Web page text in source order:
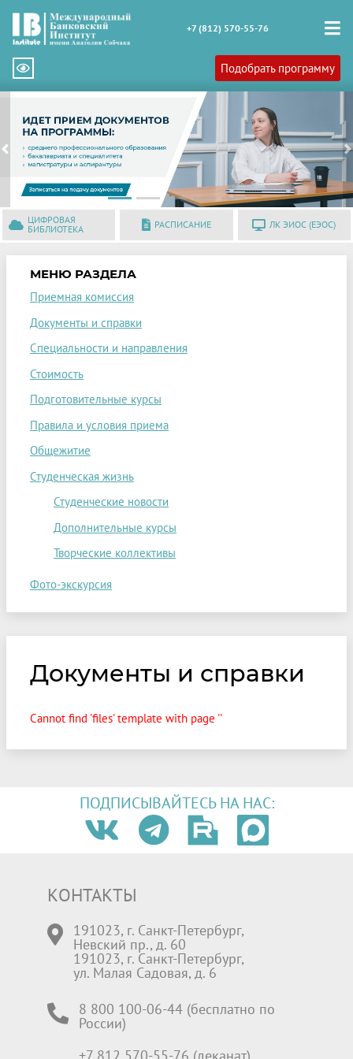
+7 (812) 570-55-76
Подобрать программу
Previous
ЦИФРОВАЯ
БИБЛИОТЕКА
РАСПИСАНИЕ ЛК ЭИОС (ЕЭОС)
МЕНЮ РАЗДЕЛА
Приемная комиссия
Документы и справки
Специальности и направления
Стоимость
Подготовительные курсы
Правила и условия приема
Общежитие
Студенческая жизнь
Студенческие новости
Дополнительные курсы
Творческие коллективы
Фото-экскурсия
Документы и справки
Cannot find 'files' template with page ''
ПОДПИСЫВАЙТЕСЬ НА НАС:
КОНТАКТЫ
191023, г. Санкт-Петербург,
Невский пр., д. 60
191023, г. Санкт-Петербург,
ул. Малая Садовая, д. 6
8 800 100-06-44 (бесплатно по
России)